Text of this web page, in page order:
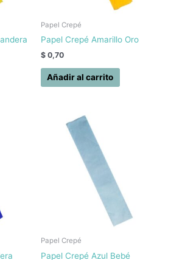
Papel Crepé
Papel Crepé Amarillo Oro
$ 0,70
Añadir al carrito
Papel Crepé
Papel Crepé Azul Bebé